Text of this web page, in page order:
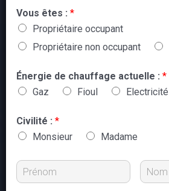
Vous êtes : *
Propriétaire occupant
Propriétaire non occupant
Énergie de chauffage actuelle : *
Gaz
Fioul Electricité
Civilité : *
Monsieur
Madame